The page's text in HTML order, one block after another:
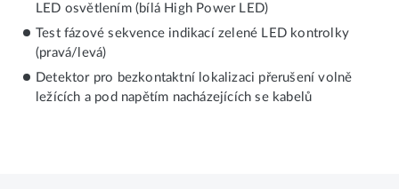
LED osvětlením (bílá High Power LED)
Test fázové sekvence indikací zelené LED kontrolky
(pravá/levá)
Detektor pro bezkontaktní lokalizaci přerušení volně
ležících a pod napětím nacházejících se kabelů